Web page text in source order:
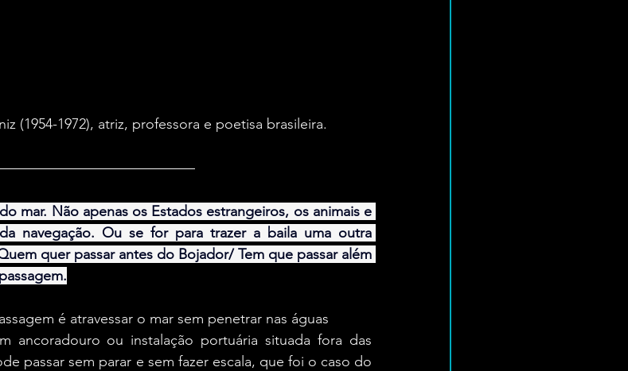
(1954-1972), atriz, professora e poetisa brasileira.
mar. Não apenas os Estados estrangeiros, os animais e
navegação. Ou se for para trazer a baila uma outra
quer passar antes do Bojador/ Tem que passar além
é atravessar o mar sem penetrar nas águas
ancoradouro ou instalação portuária situada fora das
passar sem parar e sem fazer escala, que foi o caso do